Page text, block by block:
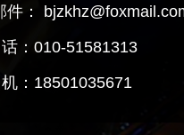
件：
010-51581313
18501035671